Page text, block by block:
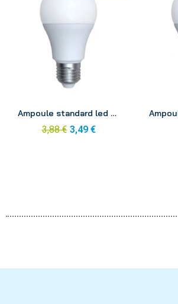
Ampoule standard led ecowatt E27 8w 240v 2700k
3,88 € 3,49 €